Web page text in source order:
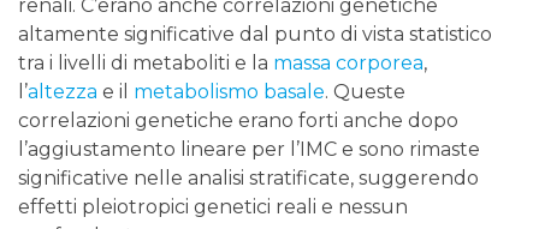
renali. C’erano anche correlazioni genetiche
altamente significative dal punto di vista statistico
tra i livelli di metaboliti e la massa corporea,
l’altezza e il metabolismo basale. Queste
correlazioni genetiche erano forti anche dopo
l’aggiustamento lineare per l’IMC e sono rimaste
significative nelle analisi stratificate, suggerendo
effetti pleiotropici genetici reali e nessun